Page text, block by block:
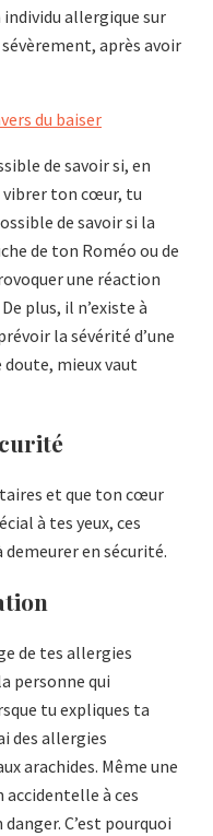
individu allergique sur
après avoir
du baiser
de savoir si, en
vibrer ton cœur, tu
de savoir si la
de ton Roméo ou de
une réaction
plus, il n’existe à
la sévérité d’une
mieux vaut
et que ton cœur
à tes yeux, ces
en sécurité.
de tes allergies
personne qui
tu expliques ta
des allergies
arachides. Même une
à ces
C’est pourquoi